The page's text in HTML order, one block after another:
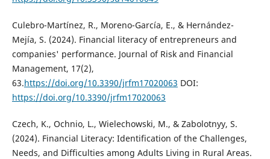
Culebro-Martínez, R., Moreno-García, E., & Hernández-
Mejía, S. (2024). Financial literacy of entrepreneurs and
companies' performance. Journal of Risk and Financial
Management, 17(2),
63.https://doi.org/10.3390/jrfm17020063 DOI:
https://doi.org/10.3390/jrfm17020063
Czech, K., Ochnio, L., Wielechowski, M., & Zabolotnyy, S.
(2024). Financial Literacy: Identification of the Challenges,
Needs, and Difficulties among Adults Living in Rural Areas.